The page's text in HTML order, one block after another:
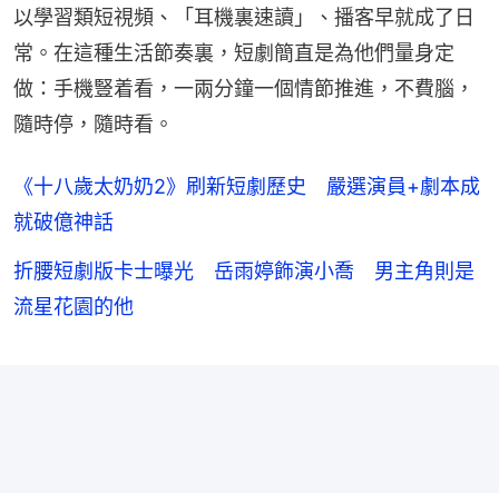
以學習類短視頻、「耳機裏速讀」、播客早就成了日
常。在這種生活節奏裏，短劇簡直是為他們量身定
做：手機豎着看，一兩分鐘一個情節推進，不費腦，
隨時停，隨時看。
《十八歲太奶奶2》刷新短劇歷史 嚴選演員+劇本成
就破億神話
折腰短劇版卡士曝光 岳雨婷飾演小喬 男主角則是
流星花園的他